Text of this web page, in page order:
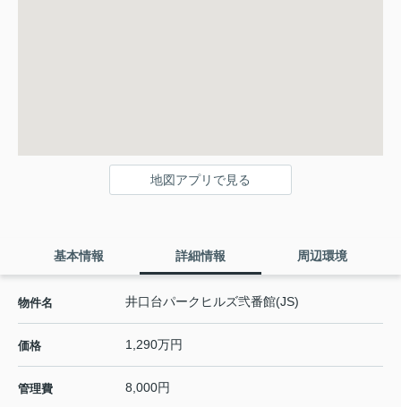
地図アプリで見る
基本情報 詳細情報 周辺環境
物件名 井口台パークヒルズ弐番館(JS)
価格 1,290万円
管理費 8,000円